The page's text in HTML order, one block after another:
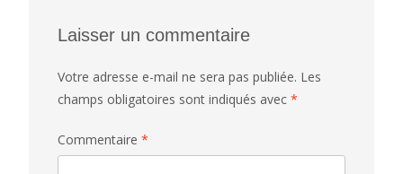
Laisser un commentaire
Votre adresse e-mail ne sera pas publiée. Les
champs obligatoires sont indiqués avec *
Commentaire *